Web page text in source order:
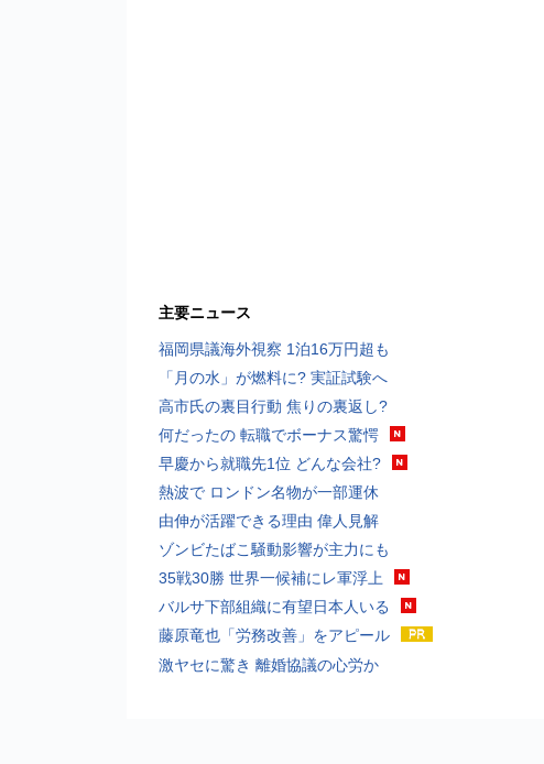
主要ニュース
福岡県議海外視察 1泊16万円超も
「月の水」が燃料に? 実証試験へ
高市氏の裏目行動 焦りの裏返し?
何だったの 転職でボーナス驚愕
早慶から就職先1位 どんな会社?
熱波で ロンドン名物が一部運休
由伸が活躍できる理由 偉人見解
ゾンビたばこ騒動影響が主力にも
35戦30勝 世界一候補にレ軍浮上
バルサ下部組織に有望日本人いる
藤原竜也「労務改善」をアピール
激ヤセに驚き 離婚協議の心労か